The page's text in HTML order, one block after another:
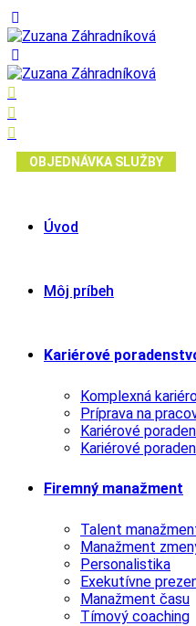
OBJEDNÁVKA SLUŽBY
Úvod
Môj príbeh
Kariérové
Komplexná
Príprava na
Kariérové
Kariérové
Firemný manažment
Talent
Manažment
Personalistika
Exekutívne
Manažment času
Tímový coaching